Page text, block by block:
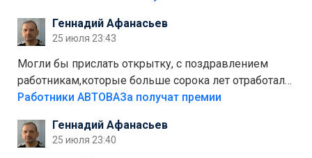
Штрафы мизерные.
Геннадий Афанасьев
25 июля 23:43
Могли бы прислать открытку, с поздравлением
работникам,которые больше сорока лет отработали
на предприятии.
Работники АВТОВАЗа получат премии
Геннадий Афанасьев
25 июля 23:40